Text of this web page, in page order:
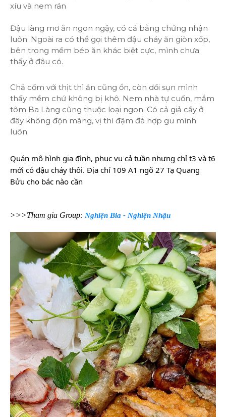
xíu và nem rán
Đậu làng mơ ăn ngon ngậy, có cả bằng chứng nhận
luôn. Ngoài ra có thể gọi thêm đậu cháy ăn giòn xốp,
bên trong mềm béo ăn khác biệt cực, mình chưa
thấy ở đâu có.
Chả cốm với thịt thì ăn cũng ổn, còn dồi sụn mình
thấy mềm chứ không bị khô. Nem nhà tự cuốn, mắm
tôm Ba Làng cũng thuộc loại ngon. Có cả giả cầy ở
đây không độn măng, vị thì đậm đà hợp gu mình
luôn.
Quán mô hình gia đình, phục vụ cả tuần nhưng chỉ t3 và t6
mới có đậu cháy thôi. Địa chỉ 109 A1 ngõ 27 Tạ Quang
Bửu cho bác nào cần
>>>Tham gia Group: Nghiện Bia - Nghiện Nhậu